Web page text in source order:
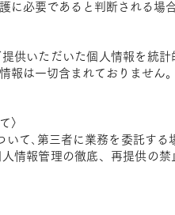
に必要であると判断される場
供いただいた個人情報を統
報は一切含まれておりません。
〉
いて､第三者に業務を委託す
情報管理の徹底、再提供の